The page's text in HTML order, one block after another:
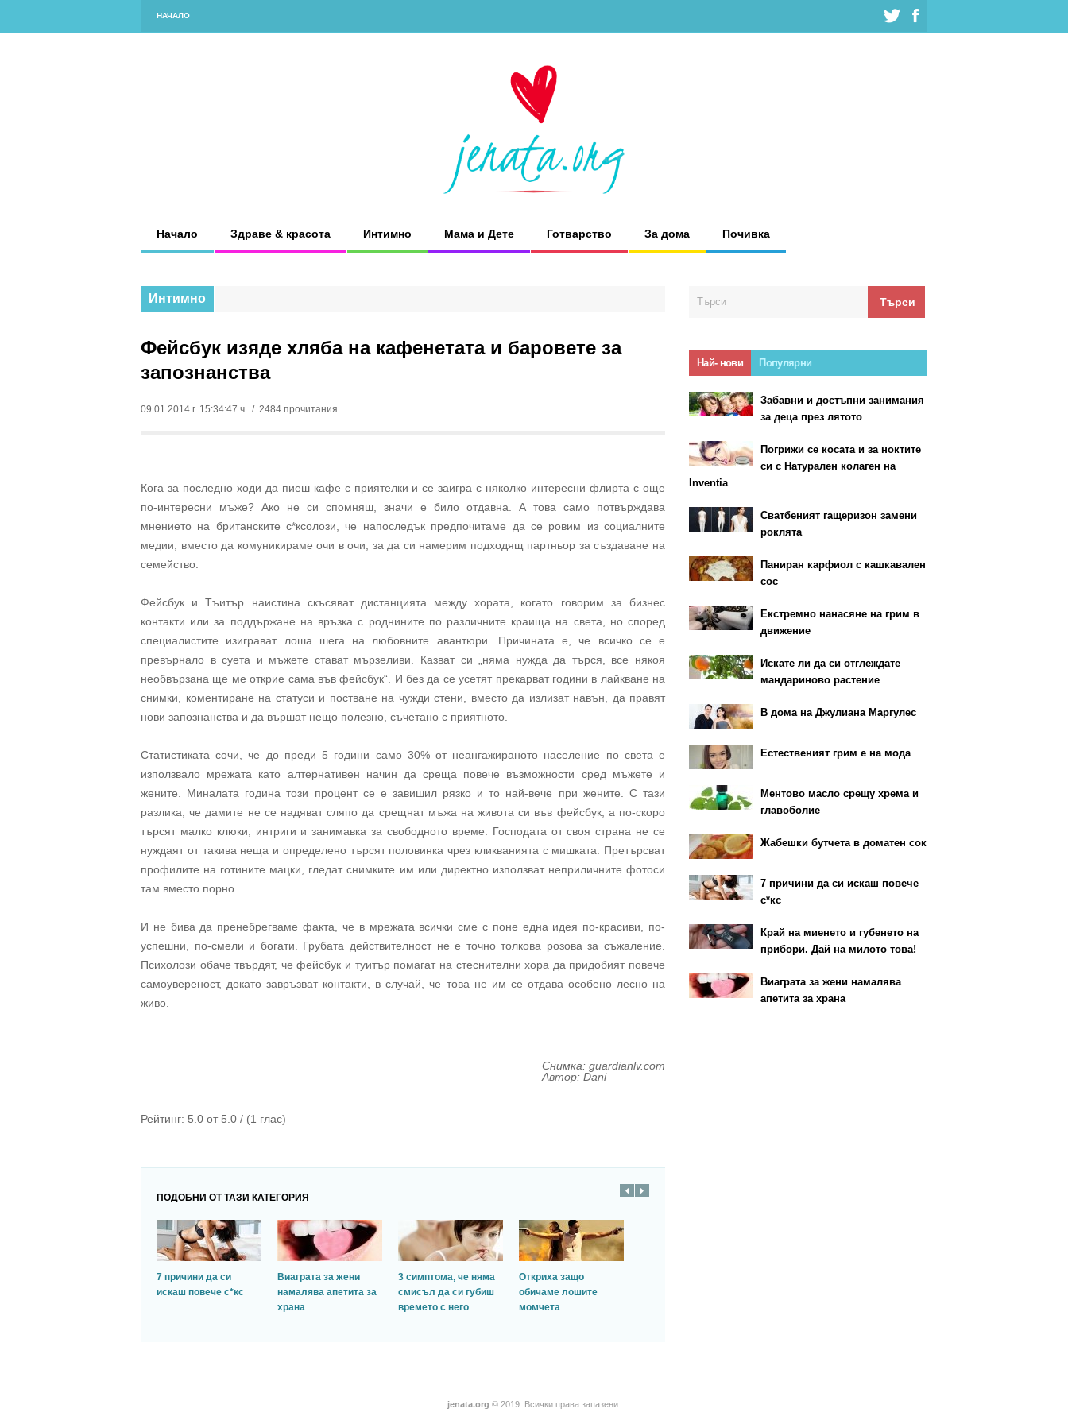
НАЧАЛО
Начало Здраве & красота Интимно Мама и Дете Готварство За дома Почивка
Интимно
Фейсбук изяде хляба на кафенетата и баровете за
запознанства
09.01.2014 г. 15:34:47 ч. / 2484 прочитания
Кога за последно ходи да пиеш кафе с приятелки и се заигра с няколко интересни флирта с още
по-интересни мъже? Ако не си спомняш, значи е било отдавна. А това само потвърждава
мнението на британските с*ксолози, че напоследък предпочитаме да се ровим из социалните
медии, вместо да комуникираме очи в очи, за да си намерим подходящ партньор за създаване на
семейство.
Фейсбук и Тъитър наистина скъсяват дистанцията между хората, когато говорим за бизнес
контакти или за поддържане на връзка с роднините по различните краища на света, но според
специалистите изиграват лоша шега на любовните авантюри. Причината е, че всичко се е
превърнало в суета и мъжете стават мързеливи. Казват си „няма нужда да търся, все някоя
необвързана ще ме открие сама във фейсбук“. И без да се усетят прекарват години в лайкване на
снимки, коментиране на статуси и постване на чужди стени, вместо да излизат навън, да правят
нови запознанства и да вършат нещо полезно, съчетано с приятното.
Статистиката сочи, че до преди 5 години само 30% от неангажираното население по света е
използвало мрежата като алтернативен начин да среща повече възможности сред мъжете и
жените. Миналата година този процент се е завишил рязко и то най-вече при жените. С тази
разлика, че дамите не се надяват сляпо да срещнат мъжа на живота си във фейсбук, а по-скоро
търсят малко клюки, интриги и занимавка за свободното време. Господата от своя страна не се
нуждаят от такива неща и определено търсят половинка чрез кликванията с мишката. Претърсват
профилите на готините мацки, гледат снимките им или директно използват неприличните фотоси
там вместо порно.
И не бива да пренебрегваме факта, че в мрежата всички сме с поне една идея по-красиви, по-
успешни, по-смели и богати. Грубата действителност не е точно толкова розова за съжаление.
Психолози обаче твърдят, че фейсбук и туитър помагат на стеснителни хора да придобият повече
самоувереност, докато завръзват контакти, в случай, че това не им се отдава особено лесно на
живо.
Снимка: guardianlv.com
Автор: Dani
Рейтинг: 5.0 от 5.0 / (1 глас)
ПОДОБНИ ОТ ТАЗИ КАТЕГОРИЯ
7 причини да си
искаш повече с*кс
Виаграта за жени
намалява апетита за
храна
3 симптома, че няма
смисъл да си губиш
времето с него
Откриха защо
обичаме лошите
момчета
Най- нови Популярни
Забавни и достъпни занимания
за деца през лятото
Погрижи се косата и за ноктите
си с Натурален колаген на
Inventia
Сватбеният гащеризон замени
роклята
Паниран карфиол с кашкавален
сос
Екстремно нанасяне на грим в
движение
Искате ли да си отглеждате
мандариново растение
В дома на Джулиана Маргулес
Естественият грим е на мода
Ментово масло срещу хрема и
главоболие
Жабешки бутчета в доматен сок
7 причини да си искаш повече
с*кс
Край на миенето и губенето на
прибори. Дай на милото това!
Виаграта за жени намалява
апетита за храна
jenata.org © 2019. Всички права запазени.